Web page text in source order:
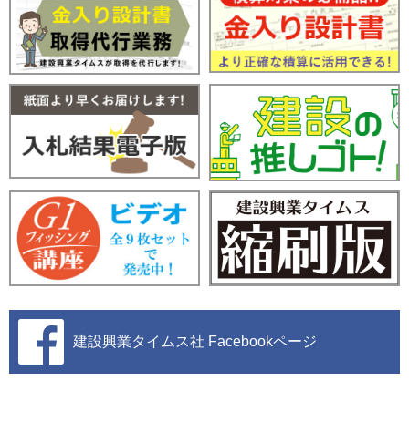
建設興業タイムス社 Facebookページ